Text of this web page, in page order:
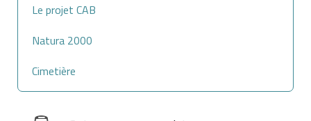
Le projet CAB
Natura 2000
Cimetière